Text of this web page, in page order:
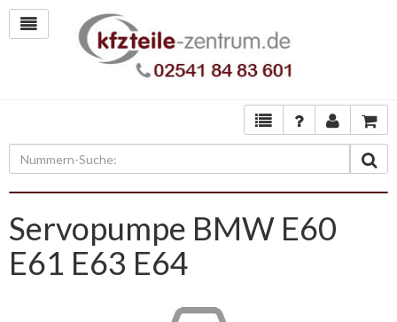
Servopumpe BMW E60
E61 E63 E64